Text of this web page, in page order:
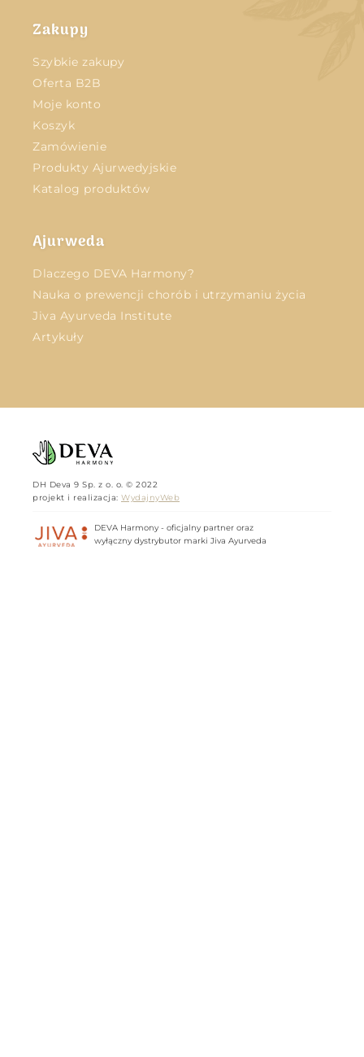
Zakupy
Szybkie zakupy
Oferta B2B
Moje konto
Koszyk
Zamówienie
Produkty Ajurwedyjskie
Katalog produktów
Ajurweda
Dlaczego DEVA Harmony?
Nauka o prewencji chorób i utrzymaniu życia
Jiva Ayurveda Institute
Artykuły
DH Deva 9 Sp. z o. o. © 2022
projekt i realizacja: WydajnyWeb
DEVA Harmony - oficjalny partner oraz
wyłączny dystrybutor marki Jiva Ayurveda